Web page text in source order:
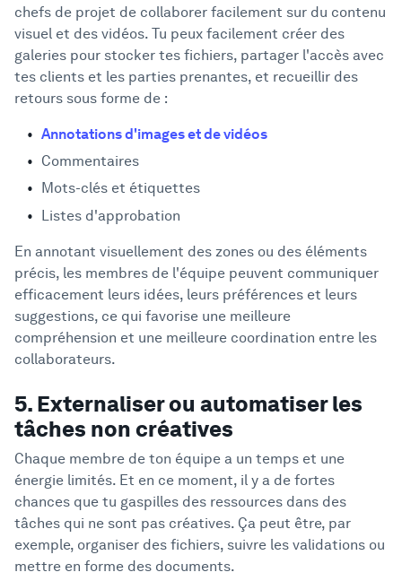
chefs de projet de collaborer facilement sur du contenu
visuel et des vidéos. Tu peux facilement créer des
galeries pour stocker tes fichiers, partager l'accès avec
tes clients et les parties prenantes, et recueillir des
retours sous forme de :
Annotations d'images et de vidéos
Commentaires
Mots-clés et étiquettes
Listes d'approbation
En annotant visuellement des zones ou des éléments
précis, les membres de l'équipe peuvent communiquer
efficacement leurs idées, leurs préférences et leurs
suggestions, ce qui favorise une meilleure
compréhension et une meilleure coordination entre les
collaborateurs.
5. Externaliser ou automatiser les
tâches non créatives
Chaque membre de ton équipe a un temps et une
énergie limités. Et en ce moment, il y a de fortes
chances que tu gaspilles des ressources dans des
tâches qui ne sont pas créatives. Ça peut être, par
exemple, organiser des fichiers, suivre les validations ou
mettre en forme des documents.